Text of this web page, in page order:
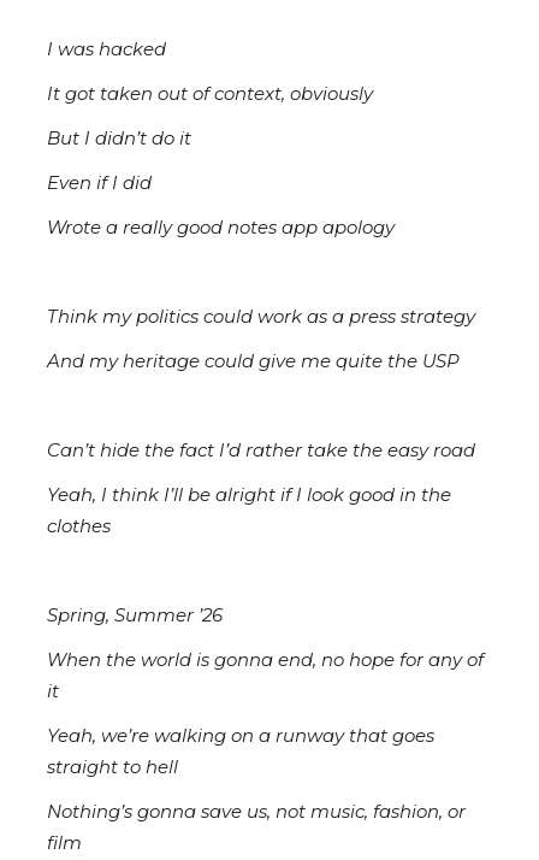
I was hacked
It got taken out of context, obviously
But I didn’t do it
Even if I did
Wrote a really good notes app apology
Think my politics could work as a press strategy
And my heritage could give me quite the USP
Can’t hide the fact I’d rather take the easy road
Yeah, I think I’ll be alright if I look good in the
clothes
Spring, Summer ’26
When the world is gonna end, no hope for any of
it
Yeah, we’re walking on a runway that goes
straight to hell
Nothing’s gonna save us, not music, fashion, or
film